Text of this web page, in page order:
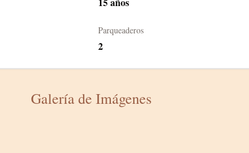
Parqueaderos
2
Galería de Imágenes